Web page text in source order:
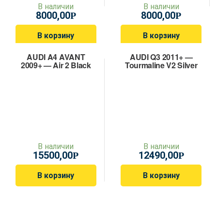
В наличии
8000,00Р
В корзину
В наличии
8000,00Р
В корзину
AUDI A4 AVANT
2009+ — Air 2 Black
В наличии
15500,00Р
В корзину
AUDI Q3 2011+ —
Tourmaline V2 Silver
В наличии
12490,00Р
В корзину